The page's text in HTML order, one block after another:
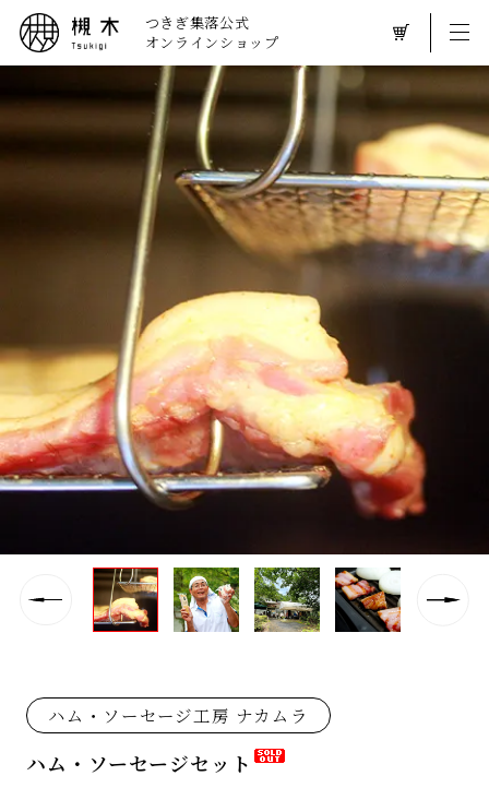
つきぎ集落公式
オンラインショップ
ハム・ソーセージ工房 ナカムラ
ハム・ソーセージセット